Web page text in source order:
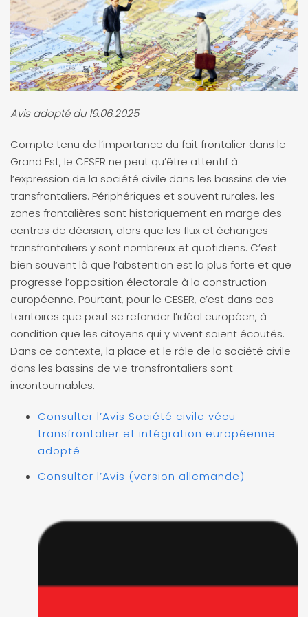
Avis adopté du 19.06.2025
Compte tenu de l’importance du fait frontalier dans le
Grand Est, le CESER ne peut qu’être attentif à
l’expression de la société civile dans les bassins de vie
transfrontaliers. Périphériques et souvent rurales, les
zones frontalières sont historiquement en marge des
centres de décision, alors que les flux et échanges
transfrontaliers y sont nombreux et quotidiens. C’est
bien souvent là que l’abstention est la plus forte et que
progresse l’opposition électorale à la construction
européenne. Pourtant, pour le CESER, c’est dans ces
territoires que peut se refonder l’idéal européen, à
condition que les citoyens qui y vivent soient écoutés.
Dans ce contexte, la place et le rôle de la société civile
dans les bassins de vie transfrontaliers sont
incontournables.
Consulter l’Avis Société civile vécu
transfrontalier et intégration européenne
adopté
Consulter l’Avis (version allemande)